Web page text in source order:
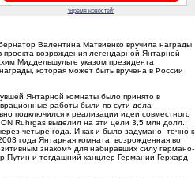
"Время новостей"
Валентина Матвиенко вручила награды
проекта возрождения легендарной Янтарной
Миддельшульте указом президента
которая может быть вручена в России
Янтарной комнаты было принято в
работы были по сути дела
подключился к реализации идеи совместного
Ruhrgas выделил на эти цели 3,5 млн долл.,
четыре года. И как и было задумано, точно к
года Янтарная комната, возрожденная во
знаком» для набиравших силу германо-
Путин и тогдашний канцлер Германии Герхард